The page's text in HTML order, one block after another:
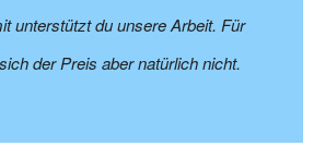
unterstützt du unsere Arbeit. Für
der Preis aber natürlich nicht.